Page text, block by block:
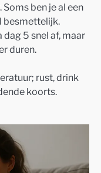
ben je al een
besmettelijk.
5 snel af, maar
duren.
rust, drink
koorts.